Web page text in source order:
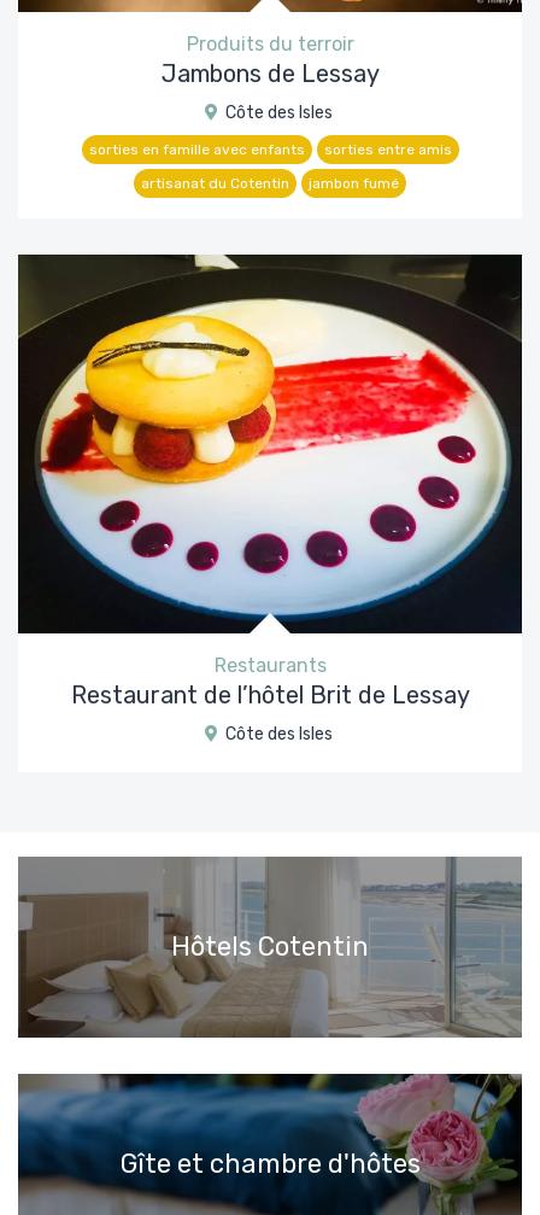
Produits du terroir
Jambons de Lessay
Côte des Isles
sorties en famille avec enfants
sorties entre amis
artisanat du Cotentin
jambon fumé
Restaurants
Restaurant de l’hôtel Brit de Lessay
Côte des Isles
Hôtels Cotentin
Gîte et chambre d'hôtes